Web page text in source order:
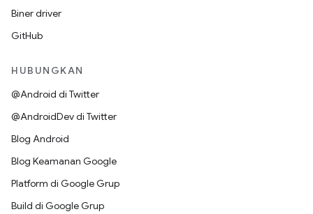
Biner driver
GitHub
HUBUNGKAN
@Android di Twitter
@AndroidDev di Twitter
Blog Android
Blog Keamanan Google
Platform di Google Grup
Build di Google Grup